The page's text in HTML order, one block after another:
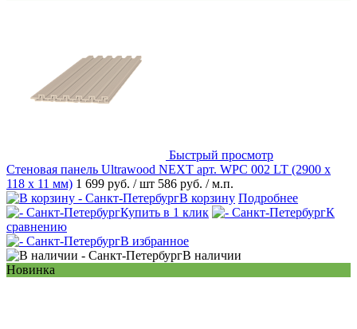
Быстрый просмотр
Стеновая панель Ultrawood NEXT арт. WPC 002 LT (2900 х
118 х 11 мм) 1 699 руб. / шт 586 руб. / м.п.
В корзину Подробнее
Купить в 1 клик
К
сравнению
В избранное
В наличии
Новинка